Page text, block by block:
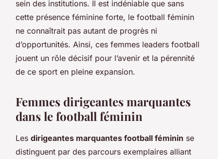
sein des institutions. Il est indéniable que sans
cette présence féminine forte, le football féminin
ne connaîtrait pas autant de progrès ni
d’opportunités. Ainsi, ces femmes leaders football
jouent un rôle décisif pour l’avenir et la pérennité
de ce sport en pleine expansion.
Femmes dirigeantes marquantes
dans le football féminin
Les dirigeantes marquantes football féminin se
distinguent par des parcours exemplaires alliant